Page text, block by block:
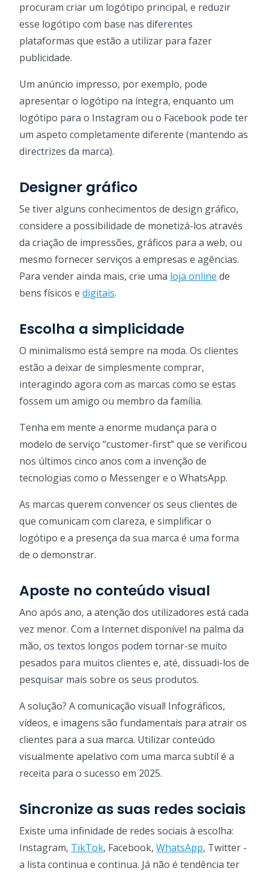
procuram criar um logótipo principal, e reduzir
esse logótipo com base nas diferentes
plataformas que estão a utilizar para fazer
publicidade.
Um anúncio impresso, por exemplo, pode
apresentar o logótipo na íntegra, enquanto um
logótipo para o Instagram ou o Facebook pode ter
um aspeto completamente diferente (mantendo as
directrizes da marca).
Designer gráfico
Se tiver alguns conhecimentos de design gráfico,
considere a possibilidade de monetizá-los através
da criação de impressões, gráficos para a web, ou
mesmo fornecer serviços a empresas e agências.
Para vender ainda mais, crie uma loja online de
bens físicos e digitais.
Escolha a simplicidade
O minimalismo está sempre na moda. Os clientes
estão a deixar de simplesmente comprar,
interagindo agora com as marcas como se estas
fossem um amigo ou membro da família.
Tenha em mente a enorme mudança para o
modelo de serviço “customer-first” que se verificou
nos últimos cinco anos com a invenção de
tecnologias como o Messenger e o WhatsApp.
As marcas querem convencer os seus clientes de
que comunicam com clareza, e simplificar o
logótipo e a presença da sua marca é uma forma
de o demonstrar.
Aposte no conteúdo visual
Ano após ano, a atenção dos utilizadores está cada
vez menor. Com a Internet disponível na palma da
mão, os textos longos podem tornar-se muito
pesados para muitos clientes e, até, dissuadi-los de
pesquisar mais sobre os seus produtos.
A solução? A comunicação visual! Infográficos,
vídeos, e imagens são fundamentais para atrair os
clientes para a sua marca. Utilizar conteúdo
visualmente apelativo com uma marca subtil é a
receita para o sucesso em 2025.
Sincronize as suas redes sociais
Existe uma infinidade de redes sociais à escolha:
Instagram, TikTok, Facebook, WhatsApp, Twitter -
a lista continua e continua. Já não é tendência ter